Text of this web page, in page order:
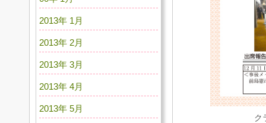
ク
2013年 1月
2013年 2月
2013年 3月
2013年 4月
2013年 5月